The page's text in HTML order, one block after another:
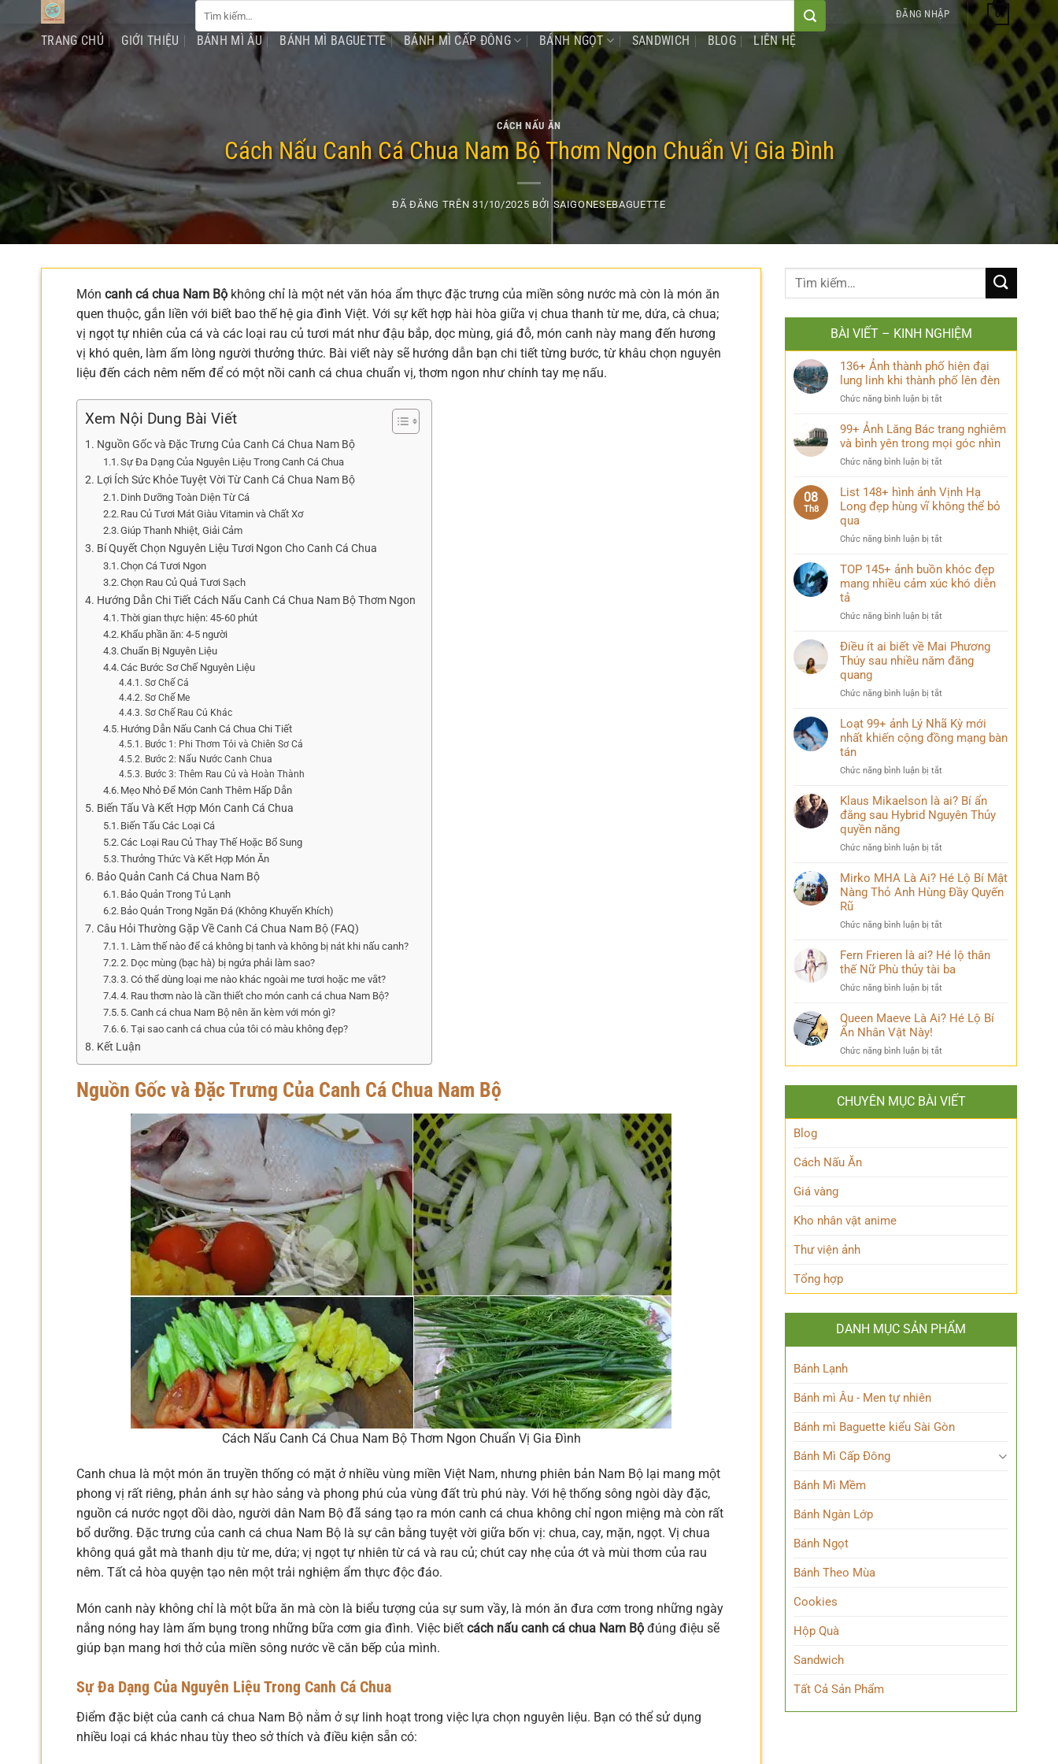
dung
kiếm:
ĐĂNG NHẬP 0
TRANG CHỦ GIỚI THIỆU BÁNH MÌ ÂU BÁNH MÌ BAGUETTE BÁNH MÌ CẤP ĐÔNG BÁNH NGỌT SANDWICH BLOG LIÊN HỆ
CÁCH NẤU ĂN
Cách Nấu Canh Cá Chua Nam Bộ Thơm Ngon Chuẩn Vị Gia Đình
ĐÃ ĐĂNG TRÊN 31/10/2025 BỞI SAIGONESEBAGUETTE
Món canh cá chua Nam Bộ không chỉ là một nét văn hóa ẩm thực đặc trưng của miền sông nước mà còn là món ăn
quen thuộc, gắn liền với biết bao thế hệ gia đình Việt. Với sự kết hợp hài hòa giữa vị chua thanh từ me, dứa, cà chua;
vị ngọt tự nhiên của cá và các loại rau củ tươi mát như đậu bắp, dọc mùng, giá đỗ, món canh này mang đến hương
vị khó quên, làm ấm lòng người thưởng thức. Bài viết này sẽ hướng dẫn bạn chi tiết từng bước, từ khâu chọn nguyên
liệu đến cách nêm nếm để có một nồi canh cá chua chuẩn vị, thơm ngon như chính tay mẹ nấu.
Xem Nội Dung Bài Viết
Nguồn Gốc và Đặc Trưng Của Canh Cá Chua Nam Bộ
Sự Đa Dạng Của Nguyên Liệu Trong Canh Cá Chua
Lợi Ích Sức Khỏe Tuyệt Vời Từ Canh Cá Chua Nam Bộ
Dinh Dưỡng Toàn Diện Từ Cá
Rau Củ Tươi Mát Giàu Vitamin và Chất Xơ
Giúp Thanh Nhiệt, Giải Cảm
Bí Quyết Chọn Nguyên Liệu Tươi Ngon Cho Canh Cá Chua
Chọn Cá Tươi Ngon
Chọn Rau Củ Quả Tươi Sạch
Hướng Dẫn Chi Tiết Cách Nấu Canh Cá Chua Nam Bộ Thơm Ngon
Thời gian thực hiện: 45-60 phút
Khẩu phần ăn: 4-5 người
Chuẩn Bị Nguyên Liệu
Các Bước Sơ Chế Nguyên Liệu
Sơ Chế Cá
Sơ Chế Me
Sơ Chế Rau Củ Khác
Hướng Dẫn Nấu Canh Cá Chua Chi Tiết
Bước 1: Phi Thơm Tỏi và Chiên Sơ Cá
Bước 2: Nấu Nước Canh Chua
Bước 3: Thêm Rau Củ và Hoàn Thành
Mẹo Nhỏ Để Món Canh Thêm Hấp Dẫn
Biến Tấu Và Kết Hợp Món Canh Cá Chua
Biến Tấu Các Loại Cá
Các Loại Rau Củ Thay Thế Hoặc Bổ Sung
Thưởng Thức Và Kết Hợp Món Ăn
Bảo Quản Canh Cá Chua Nam Bộ
Bảo Quản Trong Tủ Lạnh
Bảo Quản Trong Ngăn Đá (Không Khuyến Khích)
Câu Hỏi Thường Gặp Về Canh Cá Chua Nam Bộ (FAQ)
1. Làm thế nào để cá không bị tanh và không bị nát khi nấu canh?
2. Dọc mùng (bạc hà) bị ngứa phải làm sao?
3. Có thể dùng loại me nào khác ngoài me tươi hoặc me vắt?
4. Rau thơm nào là cần thiết cho món canh cá chua Nam Bộ?
5. Canh cá chua Nam Bộ nên ăn kèm với món gì?
6. Tại sao canh cá chua của tôi có màu không đẹp?
Kết Luận
Nguồn Gốc và Đặc Trưng Của Canh Cá Chua Nam Bộ
Cách Nấu Canh Cá Chua Nam Bộ Thơm Ngon Chuẩn Vị Gia Đình
Canh chua là một món ăn truyền thống có mặt ở nhiều vùng miền Việt Nam, nhưng phiên bản Nam Bộ lại mang một
phong vị rất riêng, phản ánh sự hào sảng và phong phú của vùng đất trù phú này. Với hệ thống sông ngòi dày đặc,
nguồn cá nước ngọt dồi dào, người dân Nam Bộ đã sáng tạo ra món canh cá chua không chỉ ngon miệng mà còn rất
bổ dưỡng. Đặc trưng của canh cá chua Nam Bộ là sự cân bằng tuyệt vời giữa bốn vị: chua, cay, mặn, ngọt. Vị chua
không quá gắt mà thanh dịu từ me, dứa; vị ngọt tự nhiên từ cá và rau củ; chút cay nhẹ của ớt và mùi thơm của rau
nêm. Tất cả hòa quyện tạo nên một trải nghiệm ẩm thực độc đáo.
Món canh này không chỉ là một bữa ăn mà còn là biểu tượng của sự sum vầy, là món ăn đưa cơm trong những ngày
nắng nóng hay làm ấm bụng trong những bữa cơm gia đình. Việc biết cách nấu canh cá chua Nam Bộ đúng điệu sẽ
giúp bạn mang hơi thở của miền sông nước về căn bếp của mình.
Sự Đa Dạng Của Nguyên Liệu Trong Canh Cá Chua
Điểm đặc biệt của canh cá chua Nam Bộ nằm ở sự linh hoạt trong việc lựa chọn nguyên liệu. Bạn có thể sử dụng
nhiều loại cá khác nhau tùy theo sở thích và điều kiện sẵn có:
BÀI VIẾT – KINH NGHIỆM
136+ Ảnh thành phố hiện đại
lung linh khi thành phố lên đèn
Chức năng bình luận bị tắt
Ảnh
thành
phố
hiện
lung
linh
phố
đèn
99+ Ảnh Lăng Bác trang nghiêm
và bình yên trong mọi góc nhìn
Chức năng bình luận bị tắt
Ảnh
Lăng
nghiêm
bình
yên
góc
08
Th8
List 148+ hình ảnh Vịnh Hạ
Long đẹp hùng vĩ không thể bỏ
qua
Chức năng bình luận bị tắt
148+
hình
Hạ
đẹp
hùng
thể
qua
TOP 145+ ảnh buồn khóc đẹp
mang nhiều cảm xúc khó diễn
tả
Chức năng bình luận bị tắt
145+
ảnh
đẹp
nhiều
cảm
diễn
Điều ít ai biết về Mai Phương
Thúy sau nhiều năm đăng
quang
Chức năng bình luận bị tắt
ít
biết
Mai
Thúy
sau
đăng
Loạt 99+ ảnh Lý Nhã Kỳ mới
nhất khiến cộng đồng mạng bàn
tán
Chức năng bình luận bị tắt
99+
Lý
Kỳ
nhất
khiến
mạng
tán
Klaus Mikaelson là ai? Bí ẩn
đằng sau Hybrid Nguyên Thủy
quyền năng
Chức năng bình luận bị tắt
Mikaelson
ai?
ẩn
sau
Hybrid
Thủy
năng
Mirko MHA Là Ai? Hé Lộ Bí Mật
Nàng Thỏ Anh Hùng Đầy Quyến
Rũ
Chức năng bình luận bị tắt
MHA
Là
Hé
Bí
Hùng
Đầy
Fern Frieren là ai? Hé lộ thân
thế Nữ Phù thủy tài ba
Chức năng bình luận bị tắt
Frieren
Hé
lộ
thế
Nữ
Phù
Queen Maeve Là Ai? Hé Lộ Bí
Ẩn Nhân Vật Này!
Chức năng bình luận bị tắt
Queen
Ai?
Hé
CHUYÊN MỤC BÀI VIẾT
Blog
Cách Nấu Ăn
Giá vàng
Kho nhân vật anime
Thư viện ảnh
Tổng hợp
DANH MỤC SẢN PHẨM
Bánh Lạnh
Bánh mì Âu - Men tự nhiên
Bánh mì Baguette kiểu Sài Gòn
Bánh Mì Cấp Đông
Bánh Mì Mềm
Bánh Ngàn Lớp
Bánh Ngọt
Bánh Theo Mùa
Cookies
Hộp Quà
Sandwich
Tất Cả Sản Phẩm